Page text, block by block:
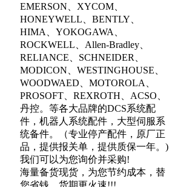
EMERSON、XYCOM、
HONEYWELL、BENTLY、
HIMA、YOKOGAWA、
ROCKWELL、Allen-Bradley、
RELIANCE、SCHNEIDER、
MODICON、WESTINGHOUSE、
WOODWAED、MOTOROLA、
PROSOFT、REXROTH、ACSO、
丹控。等各大品牌的DCS系统配
件，机器人系统配件，大型伺服系
统备件。（专业停产配件，原厂正
品，提供报关单，提供质保一年。)
我们可以为您询价并采购!
海量备货现货，为您节约成本，替
您省钱，货期更火速!!!